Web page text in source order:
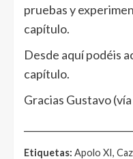
pruebas y
capítulo.
Desde aquí podéis
capítulo.
Gracias Gustavo (vía
Etiquetas: Apolo XI,